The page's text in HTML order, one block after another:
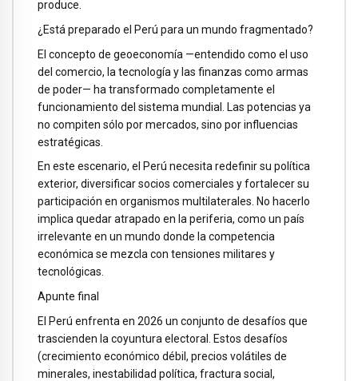
produce.
¿Está preparado el Perú para un mundo fragmentado?
El concepto de geoeconomía —entendido como el uso
del comercio, la tecnología y las finanzas como armas
de poder— ha transformado completamente el
funcionamiento del sistema mundial. Las potencias ya
no compiten sólo por mercados, sino por influencias
estratégicas.
En este escenario, el Perú necesita redefinir su política
exterior, diversificar socios comerciales y fortalecer su
participación en organismos multilaterales. No hacerlo
implica quedar atrapado en la periferia, como un país
irrelevante en un mundo donde la competencia
económica se mezcla con tensiones militares y
tecnológicas.
Apunte final
El Perú enfrenta en 2026 un conjunto de desafíos que
trascienden la coyuntura electoral. Estos desafíos
(crecimiento económico débil, precios volátiles de
minerales, inestabilidad política, fractura social,